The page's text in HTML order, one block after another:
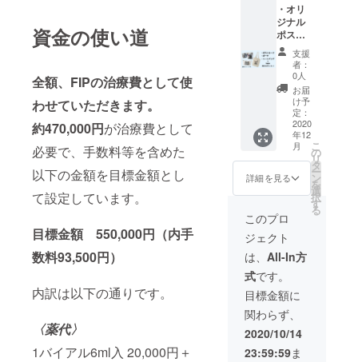
資金の使い道
全額、FIPの治療費として使
わせていただきます。
約470,000円が治療費として
必要で、手数料等を含めた
以下の金額を目標金額とし
て設定しています。
目標金額 550,000円（内手
数料93,500円）
内訳は以下の通りです。
〈薬代〉
1バイアル6ml入 20,000円＋
・オリ
ジナル
ポスト
カード
・オリ
ジナル
ポーチ
・オリ
ジナル
トート
バッグ
・感謝
を込め
たお礼
のメッ
セージ
・活動
報告
支援
者：
0人
お届
け予
定：
2020
年12
月
詳細を見る
こ
の
リ
タ
ー
ン
を
選
択
す
る
このプロ
ジェクト
は、 All-In方
式です。
目標金額に
関わらず、
2020/10/14
23:59:59ま